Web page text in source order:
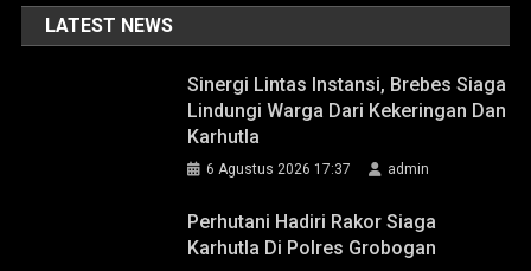
LATEST NEWS
Sinergi Lintas Instansi, Brebes Siaga
Lindungi Warga Dari Kekeringan Dan
Karhutla
6 Agustus 2026 17:37 admin
Perhutani Hadiri Rakor Siaga
Karhutla Di Polres Grobogan